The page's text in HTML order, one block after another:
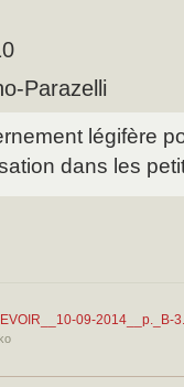
Parazelli
légifère
dans les
09-2014__p._B-